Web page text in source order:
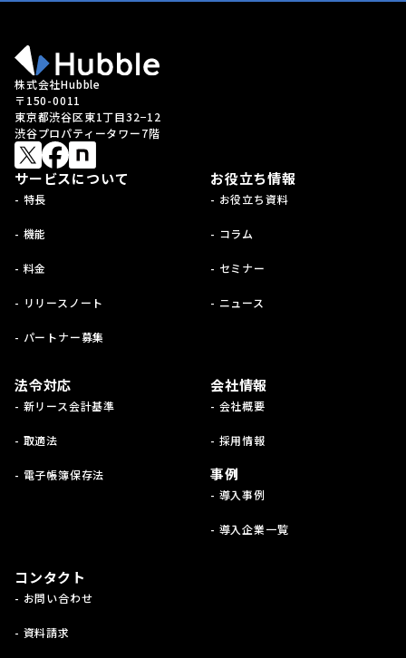
株式会社Hubble
〒150-0011
東京都渋谷区東1丁目32−12
渋谷プロパティータワー7階
サービスについて
- 特長
- 機能
- 料金
- リリースノート
- パートナー募集
お役立ち情報
- お役立ち資料
- コラム
- セミナー
- ニュース
法令対応
- 新リース会計基準
- 取適法
- 電子帳簿保存法
会社情報
- 会社概要
- 採用情報
事例
- 導入事例
- 導入企業一覧
コンタクト
- お問い合わせ
- 資料請求